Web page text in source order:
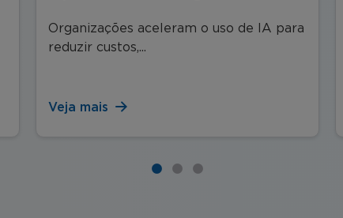
Organizações aceleram o uso de IA para
reduzir custos,...
Veja mais